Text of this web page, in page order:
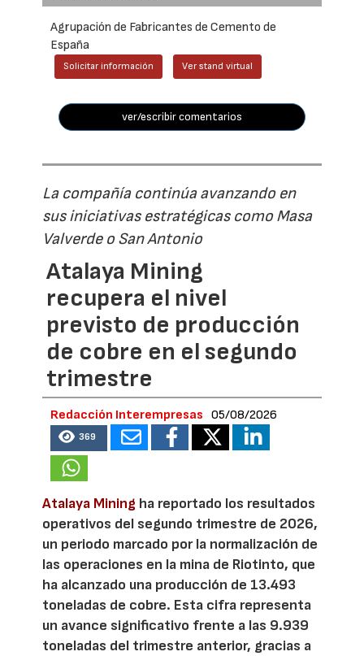
Agrupación de Fabricantes de Cemento de
España
Solicitar información Ver stand virtual
ver/escribir comentarios
La compañía continúa avanzando en
sus iniciativas estratégicas como Masa
Valverde o San Antonio
Atalaya Mining
recupera el nivel
previsto de producción
de cobre en el segundo
trimestre
Redacción Interempresas 05/08/2026
369
Atalaya Mining ha reportado los resultados
operativos del segundo trimestre de 2026,
un periodo marcado por la normalización de
las operaciones en la mina de Riotinto, que
ha alcanzado una producción de 13.493
toneladas de cobre. Esta cifra representa
un avance significativo frente a las 9.939
toneladas del trimestre anterior, gracias a